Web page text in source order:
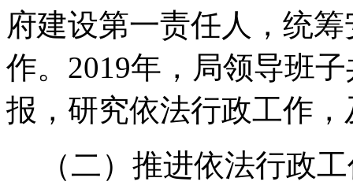
府建设第一责任人，统
作。 2019年，局领导班
报，研究依法行政工作
（二）推进依法行政